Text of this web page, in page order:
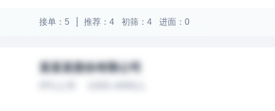
接单：5 推荐：4 初筛：4 进面：0
某某某股份有限公司